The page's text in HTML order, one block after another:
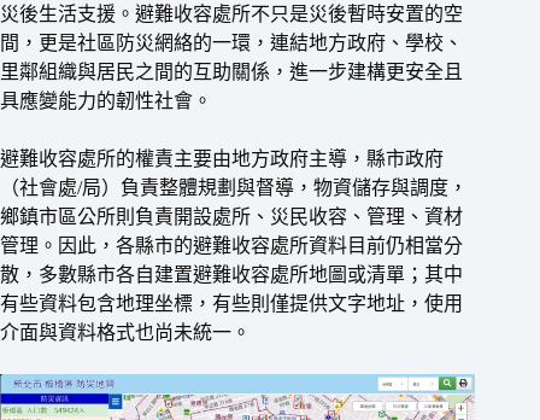
災後生活支援。避難收容處所不只是災後暫時安置的空
間，更是社區防災網絡的一環，連結地方政府、學校、
里鄰組織與居民之間的互助關係，進一步建構更安全且
具應變能力的韌性社會。
避難收容處所的權責主要由地方政府主導，縣市政府
（社會處/局）負責整體規劃與督導，物資儲存與調度，
鄉鎮市區公所則負責開設處所、災民收容、管理、資材
管理。因此，各縣市的避難收容處所資料目前仍相當分
散，多數縣市各自建置避難收容處所地圖或清單；其中
有些資料包含地理坐標，有些則僅提供文字地址，使用
介面與資料格式也尚未統一。